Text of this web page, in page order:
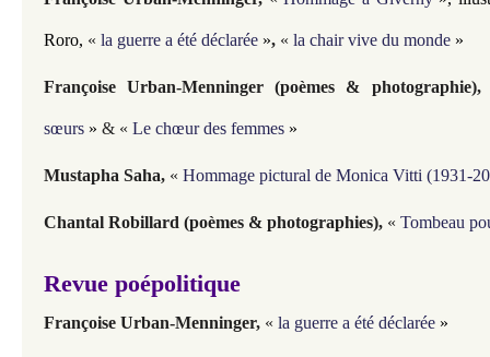
Roro, « la guerre a été déclarée », « la chair vive du monde »
Françoise Urban-Menninger (poèmes & photographie),
sœurs » & « Le chœur des femmes »
Mustapha Saha, « Hommage pictural de Monica Vitti (1931-
Chantal Robillard (poèmes & photographies), « Tombeau
Revue poépolitique
Françoise Urban-Menninger, « la guerre a été déclarée »